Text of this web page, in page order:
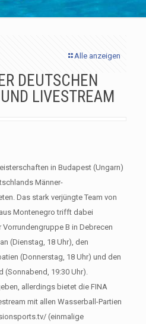
Alle anzeigen
DEUTSCHEN
LIVESTREAM
in Budapest (Ungarn)
Männer-
Das stark verjüngte Team von
Montenegro trifft dabei
B in Debrecen
(Dienstag, 18 Uhr), den
(Donnerstag, 18 Uhr) und den
(Sonnabend, 19:30 Uhr).
allerdings bietet die FINA
mit allen Wasserball-Partien
(einmalige